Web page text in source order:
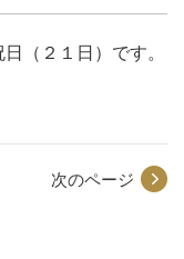
（２１日）です。
次のページ